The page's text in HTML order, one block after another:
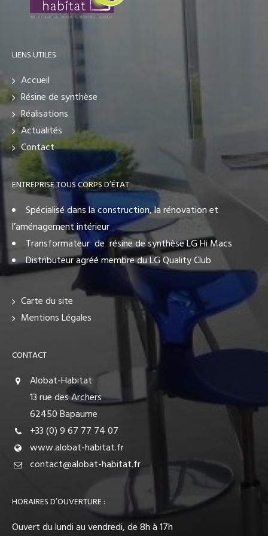
LIENS UTILES
Accueil
Résine de synthèse
Réalisations
Actualités
Contact
ENTREPRISE TOUS CORPS D’ÉTAT
Spécialisé dans la construction, la rénovation et
l’aménagement intérieur
Transformateur de résine de synthèse LG Hi Macs
Distributeur agréé membre du LG Quality Club
Carte du site
Mentions Légales
CONTACT
Alobat-Habitat
13 rue des Archers
62450 Bapaume
+33 (0) 9 67 77 74 07
www.alobat-habitat.fr
contact@alobat-habitat.fr
HORAIRES D’OUVERTURE :
Ouvert du lundi au vendredi, de 8h à 17h